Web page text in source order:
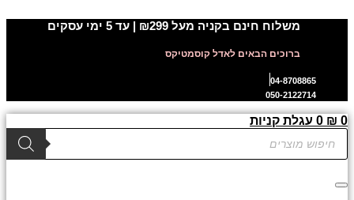
דלג
משלוח חינם בקניה מעל ₪299 | עד 5 ימי עסקים
ברוכים הבאים לאדל קוסמטיקס
04-8708865
050-2122714
₪ 0
0 עגלת קניות
Products
search